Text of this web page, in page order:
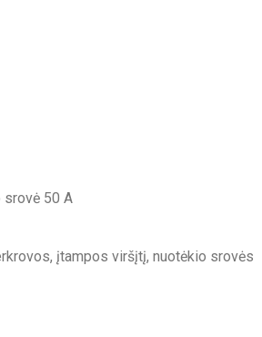
srovė 50 A
įtampos viršįtį, nuotėkio srovės